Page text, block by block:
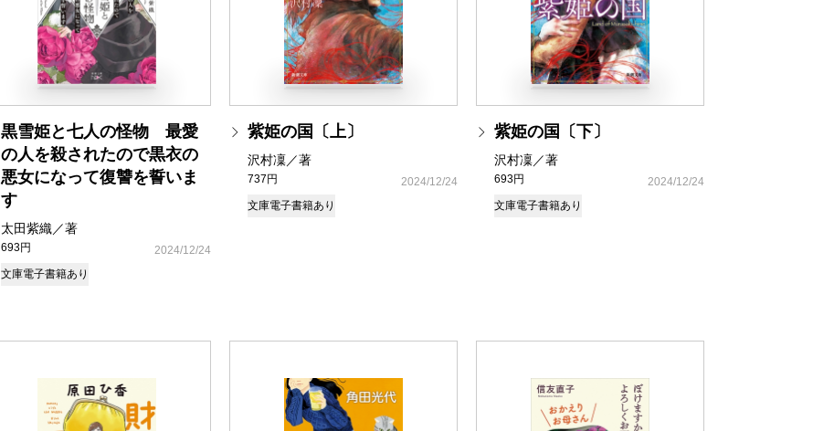
黒雪姫と七人の怪物 最愛
の人を殺されたので黒衣の
悪女になって復讐を誓いま
す
太田紫織／著
693円
2024/12/24
文庫電子書籍あり
紫姫の国〔上〕
沢村凜／著
737円
2024/12/24
文庫電子書籍あり
紫姫の国〔下〕
沢村凜／著
693円
2024/12/24
文庫電子書籍あり